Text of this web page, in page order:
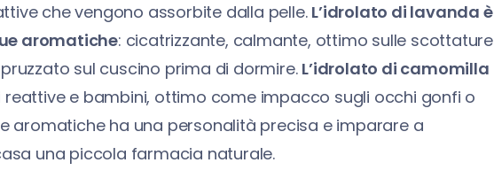
che vengono assorbite dalla pelle. L’idrolato di lavanda è
aromatiche: cicatrizzante, calmante, ottimo sulle scottature
sul cuscino prima di dormire. L’idrolato di camomilla
reattive e bambini, ottimo come impacco sugli occhi gonfi o
aromatiche ha una personalità precisa e imparare a
una piccola farmacia naturale.